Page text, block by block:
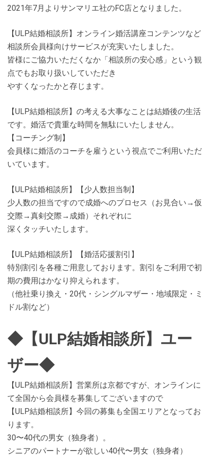
2021年7月よりサンマリエ社のFC店となりました。
【ULP結婚相談所】オンライン婚活講座コンテンツなど
相談所会員様向けサービスが充実いたしました。
皆様にご協力いただくなか「相談所の安心感」という観
点でもお取り扱いしていただき
やすくなったかと存じます。
【ULP結婚相談所】の考える大事なことは結婚後の生活
です。婚活で貴重な時間を無駄にいたしません。
【コーチング制】
会員様に婚活のコーチを雇うという視点でご利用いただ
いています。
【ULP結婚相談所】【少人数担当制】
少人数の担当ですので成婚へのプロセス（お見合い→仮
交際→真剣交際→成婚）それぞれに
深くタッチいたします。
【ULP結婚相談所】【婚活応援割引】
特別割引を各種ご用意しております。割引をご利用で初
期の費用はかなり抑えられます。
（他社乗り換え・20代・シングルマザー・地域限定・ミ
ドル割など）
◆【ULP結婚相談所】ユー
ザー◆
【ULP結婚相談所】営業所は京都ですが、オンラインに
て全国から会員様を募集してございますので
【ULP結婚相談所】今回の募集も全国エリアとなってお
ります。
30〜40代の男女（独身者）。
シニアのパートナーが欲しい40代〜男女（独身者）